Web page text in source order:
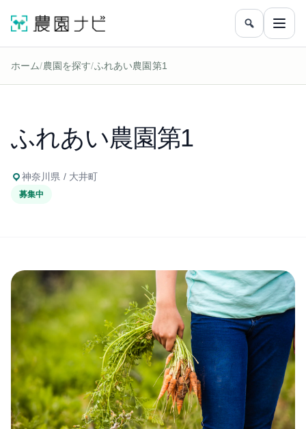
農園をフ
メニ
ホーム/農園を探す/ふれあい農園第1
ふれあい農園第1
神奈川県 / 大井町
募集中